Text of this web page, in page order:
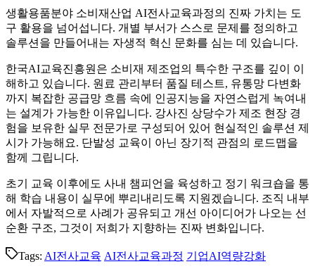
생활용품분야 소비재산업 AI전사교육과정의 진짜 가치는 도
구 활용을 넘어섭니다. 개별 부서가 스스로 문제를 정의하고
솔루션을 만들어내는 자생적 혁신 문화를 심는 데 있습니다.
한국AI교육진흥원은 소비재 제조업의 특수한 구조를 깊이 이
해하고 있습니다. 원료 관리부터 품질 테스트, 유통망 다변화
까지 복잡한 공급망 흐름 속에 인공지능을 자연스럽게 녹여내
는 설계가 가능한 이유입니다. 강사진 상당수가 제조 현장 경
험을 보유한 실무 전문가로 구성되어 있어 현실적인 솔루션 제
시가 가능해요. 단발성 교육이 아닌 장기적 관점의 로드맵을
함께 그립니다.
초기 교육 이후에도 사내 챔피언을 육성하고 정기 워크숍을 통
해 학습 내용이 실무에 뿌리내리도록 지원겠습니다. 조직 내부
에서 자발적으로 사례가 공유되고 개선 아이디어가 나오는 선
순환 구조, 그것이 저희가 지향하는 진짜 변화입니다.
Tags: AI전사교육 AI전사교육과정 기업AI역량강화